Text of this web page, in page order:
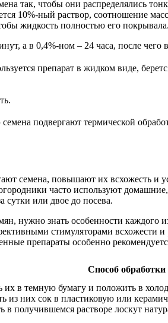
так, чтобы они распределялись
10%-ный раствор, соотношение
жидкость полностью его покрывала.
а в 0,4%-ном – 24 часа, после
препарат в жидком виде,
подвергают термической
семена, повышают их всхожесть и
часто используют
сутки или двое до посева.
нужно знать особенности каждого
стимуляторами всхожести
препараты особенно
Способ обработки
в темную бумагу и положить в
них сок в пластиковую или
получившемся растворе лоскут